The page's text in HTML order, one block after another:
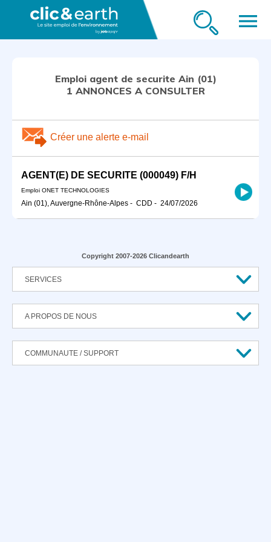
menu
Emploi agent de securite Ain (01)
1 ANNONCES A CONSULTER
Créer une alerte e-mail
AGENT(E) DE SECURITE (000049) F/H
Emploi ONET TECHNOLOGIES
Ain (01), Auvergne-Rhône-Alpes - CDD - 24/07/2026
Copyright 2007-2026 Clicandearth
SERVICES
A PROPOS DE NOUS
COMMUNAUTE / SUPPORT